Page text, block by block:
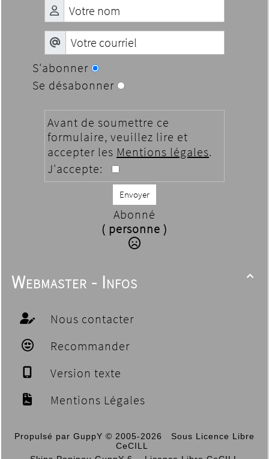
S'abonner
Se désabonner
Avant de soumettre ce
formulaire, veuillez lire et
accepter les Mentions légales.
J'accepte:
Envoyer
Abonné
( personne )

Webmaster - Infos
Nous contacter
Recommander
Version texte
Mentions Légales
Propulsé par GuppY © 2005-2026
Sous Licence Libre
CeCILL